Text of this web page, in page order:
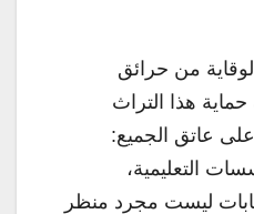
من حرائق
هذا التراث
عاتق الجميع:
التعليمية،
ليست مجرد منظر